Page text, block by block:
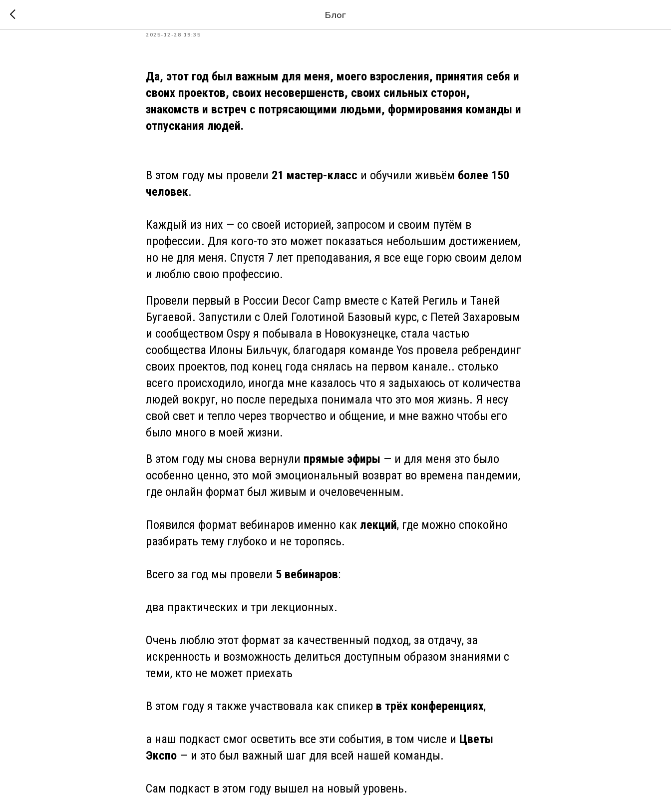
Блог
2025-12-28 19:35
Да, этот год был важным для меня, моего взросления, принятия себя и
своих проектов, своих несовершенств, своих сильных сторон,
знакомств и встреч с потрясающими людьми, формирования команды и
отпускания людей.
В этом году мы провели 21 мастер-класс и обучили живьём более 150
человек.
Каждый из них — со своей историей, запросом и своим путём в
профессии. Для кого-то это может показаться небольшим достижением,
но не для меня. Спустя 7 лет преподавания, я все еще горю своим делом
и люблю свою профессию.
Провели первый в России Decor Camp вместе с Катей Региль и Таней
Бугаевой. Запустили с Олей Голотиной Базовый курс, с Петей Захаровым
и сообществом Ospy я побывала в Новокузнецке, стала частью
сообщества Илоны Бильчук, благодаря команде Yos провела ребрендинг
своих проектов, под конец года снялась на первом канале.. столько
всего происходило, иногда мне казалось что я задыхаюсь от количества
людей вокруг, но после передыха понимала что это моя жизнь. Я несу
свой свет и тепло через творчество и общение, и мне важно чтобы его
было много в моей жизни.
В этом году мы снова вернули прямые эфиры — и для меня это было
особенно ценно, это мой эмоциональный возврат во времена пандемии,
где онлайн формат был живым и очеловеченным.
Появился формат вебинаров именно как лекций, где можно спокойно
разбирать тему глубоко и не торопясь.
Всего за год мы провели 5 вебинаров:
два практических и три лекционных.
Очень люблю этот формат за качественный подход, за отдачу, за
искренность и возможность делиться доступным образом знаниями с
теми, кто не может приехать
В этом году я также участвовала как спикер в трёх конференциях,
а наш подкаст смог осветить все эти события, в том числе и Цветы
Экспо — и это был важный шаг для всей нашей команды.
Сам подкаст в этом году вышел на новый уровень.